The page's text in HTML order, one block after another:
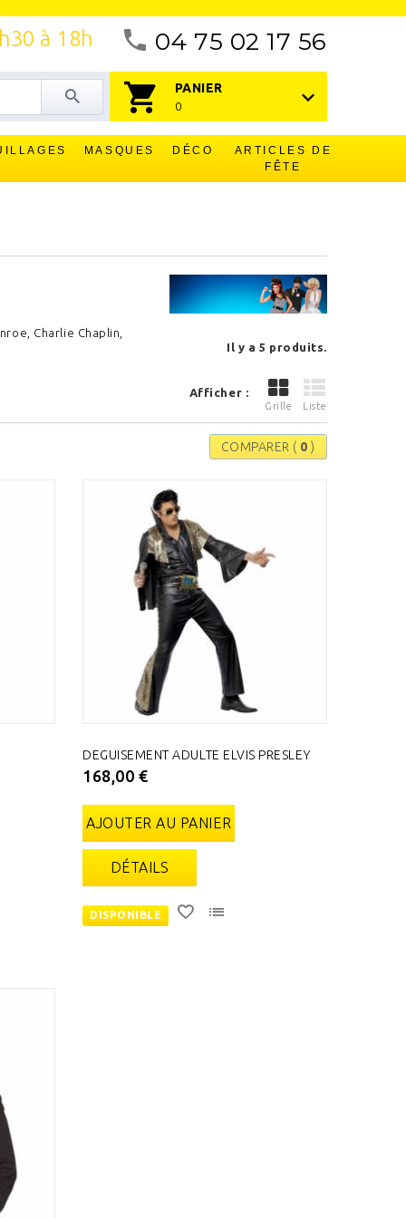
04 75 02 17 56
à 18h
PANIER
0
MASQUES DÉCO
ARTICLES DE
FÊTE
Charlie Chaplin,
Il y a 5 produits.
Afficher :
Grille Liste
COMPARER ( 0 )
DEGUISEMENT ADULTE ELVIS PRESLEY
168,00 €
AJOUTER AU PANIER
DÉTAILS
DISPONIBLE